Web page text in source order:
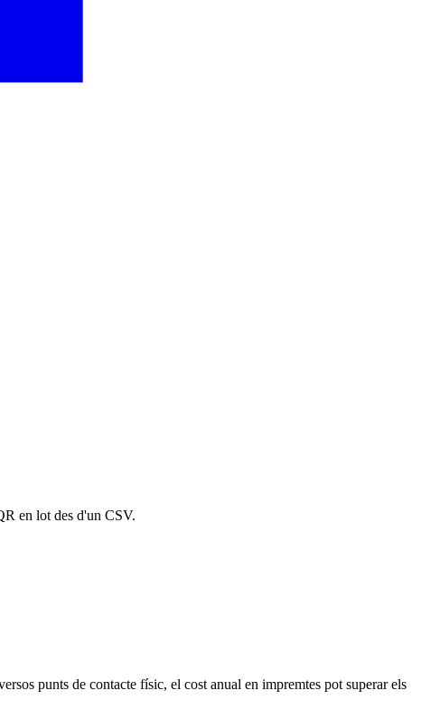
en lot des d'un CSV.
punts de contacte físic, el cost anual en impremtes pot superar els